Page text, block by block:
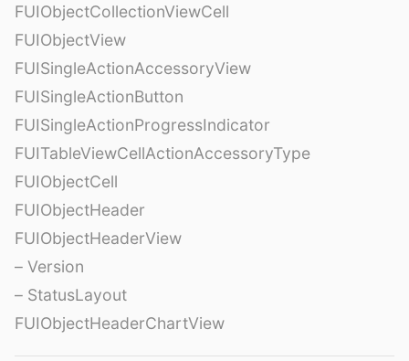
FUIObjectCollectionViewCell
FUIObjectView
FUISingleActionAccessoryView
FUISingleActionButton
FUISingleActionProgressIndicator
FUITableViewCellActionAccessoryType
FUIObjectCell
FUIObjectHeader
FUIObjectHeaderView
– Version
– StatusLayout
FUIObjectHeaderChartView